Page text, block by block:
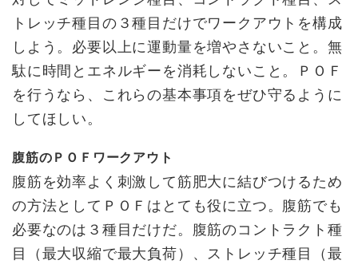
トレッチ種目の３種目だけでワークアウトを構成
しよう。必要以上に運動量を増やさないこと。無
駄に時間とエネルギーを消耗しないこと。ＰＯＦ
を行うなら、これらの基本事項をぜひ守るように
してほしい。
腹筋のＰＯＦワークアウト
腹筋を効率よく刺激して筋肥大に結びつけるため
の方法としてＰＯＦはとても役に立つ。腹筋でも
必要なのは３種目だけだ。腹筋のコントラクト種
目（最大収縮で最大負荷）、ストレッチ種目（最